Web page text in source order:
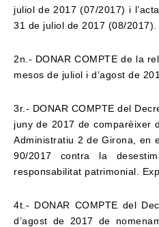
juliol de 2017 (07/2017) i l’acta
31 de juliol de 2017 (08/2017).
2n.- DONAR COMPTE de la
mesos de juliol i d’agost de
3r.- DONAR COMPTE del
juny de 2017 decomparèixer
Administratiu 2 de Girona, en
90/2017 contra la
responsabilitat patrimonial.
4t.- DONAR COMPTE del
d’agost de 2017 de